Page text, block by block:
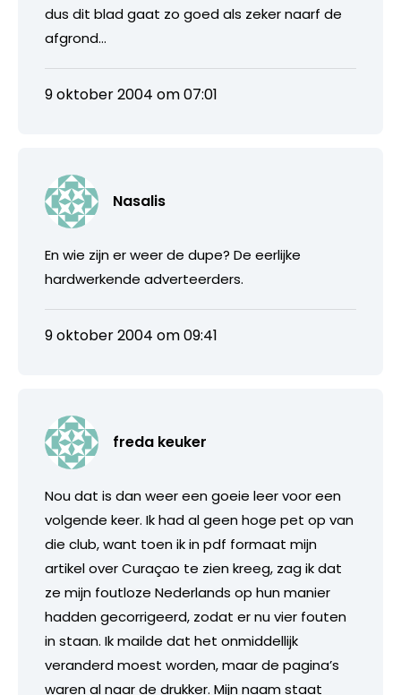
dus dit blad gaat zo goed als zeker naarf de
afgrond…
9 oktober 2004 om 07:01
Nasalis
En wie zijn er weer de dupe? De eerlijke
hardwerkende adverteerders.
9 oktober 2004 om 09:41
freda keuker
Nou dat is dan weer een goeie leer voor een
volgende keer. Ik had al geen hoge pet op van
die club, want toen ik in pdf formaat mijn
artikel over Curaçao te zien kreeg, zag ik dat
ze mijn foutloze Nederlands op hun manier
hadden gecorrigeerd, zodat er nu vier fouten
in staan. Ik mailde dat het onmiddellijk
veranderd moest worden, maar de pagina’s
waren al naar de drukker. Mijn naam staat